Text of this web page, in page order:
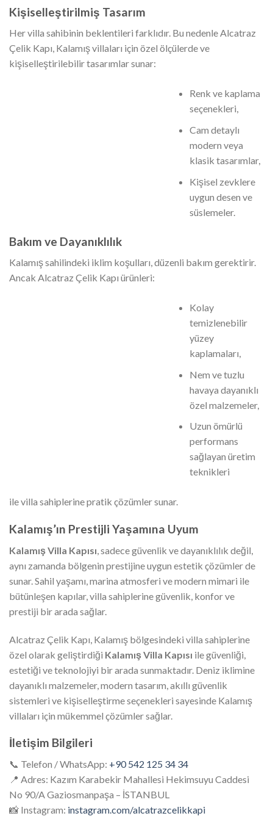
Kişiselleştirilmiş Tasarım
Her villa sahibinin beklentileri farklıdır. Bu nedenle Alcatraz
Çelik Kapı, Kalamış villaları için özel ölçülerde ve
kişiselleştirilebilir tasarımlar sunar:
Renk ve kaplama
seçenekleri,
Cam detaylı
modern veya
klasik tasarımlar,
Kişisel zevklere
uygun desen ve
süslemeler.
Bakım ve Dayanıklılık
Kalamış sahilindeki iklim koşulları, düzenli bakım gerektirir.
Ancak Alcatraz Çelik Kapı ürünleri:
Kolay
temizlenebilir
yüzey
kaplamaları,
Nem ve tuzlu
havaya dayanıklı
özel malzemeler,
Uzun ömürlü
performans
sağlayan üretim
teknikleri
ile villa sahiplerine pratik çözümler sunar.
Kalamış’ın Prestijli Yaşamına Uyum
Kalamış Villa Kapısı , sadece güvenlik ve dayanıklılık değil,
aynı zamanda bölgenin prestijine uygun estetik çözümler de
sunar. Sahil yaşamı, marina atmosferi ve modern mimari ile
bütünleşen kapılar, villa sahiplerine güvenlik, konfor ve
prestiji bir arada sağlar.
Alcatraz Çelik Kapı, Kalamış bölgesindeki villa sahiplerine
özel olarak geliştirdiği Kalamış Villa Kapısı ile güvenliği,
estetiği ve teknolojiyi bir arada sunmaktadır. Deniz iklimine
dayanıklı malzemeler, modern tasarım, akıllı güvenlik
sistemleri ve kişiselleştirme seçenekleri sayesinde Kalamış
villaları için mükemmel çözümler sağlar.
İletişim Bilgileri
📞 Telefon / WhatsApp: +90 542 125 34 34
📍 Adres: Kazım Karabekir Mahallesi Hekimsuyu Caddesi
No 90/A Gaziosmanpaşa – İSTANBUL
📸 Instagram: instagram.com/alcatrazcelikkapi